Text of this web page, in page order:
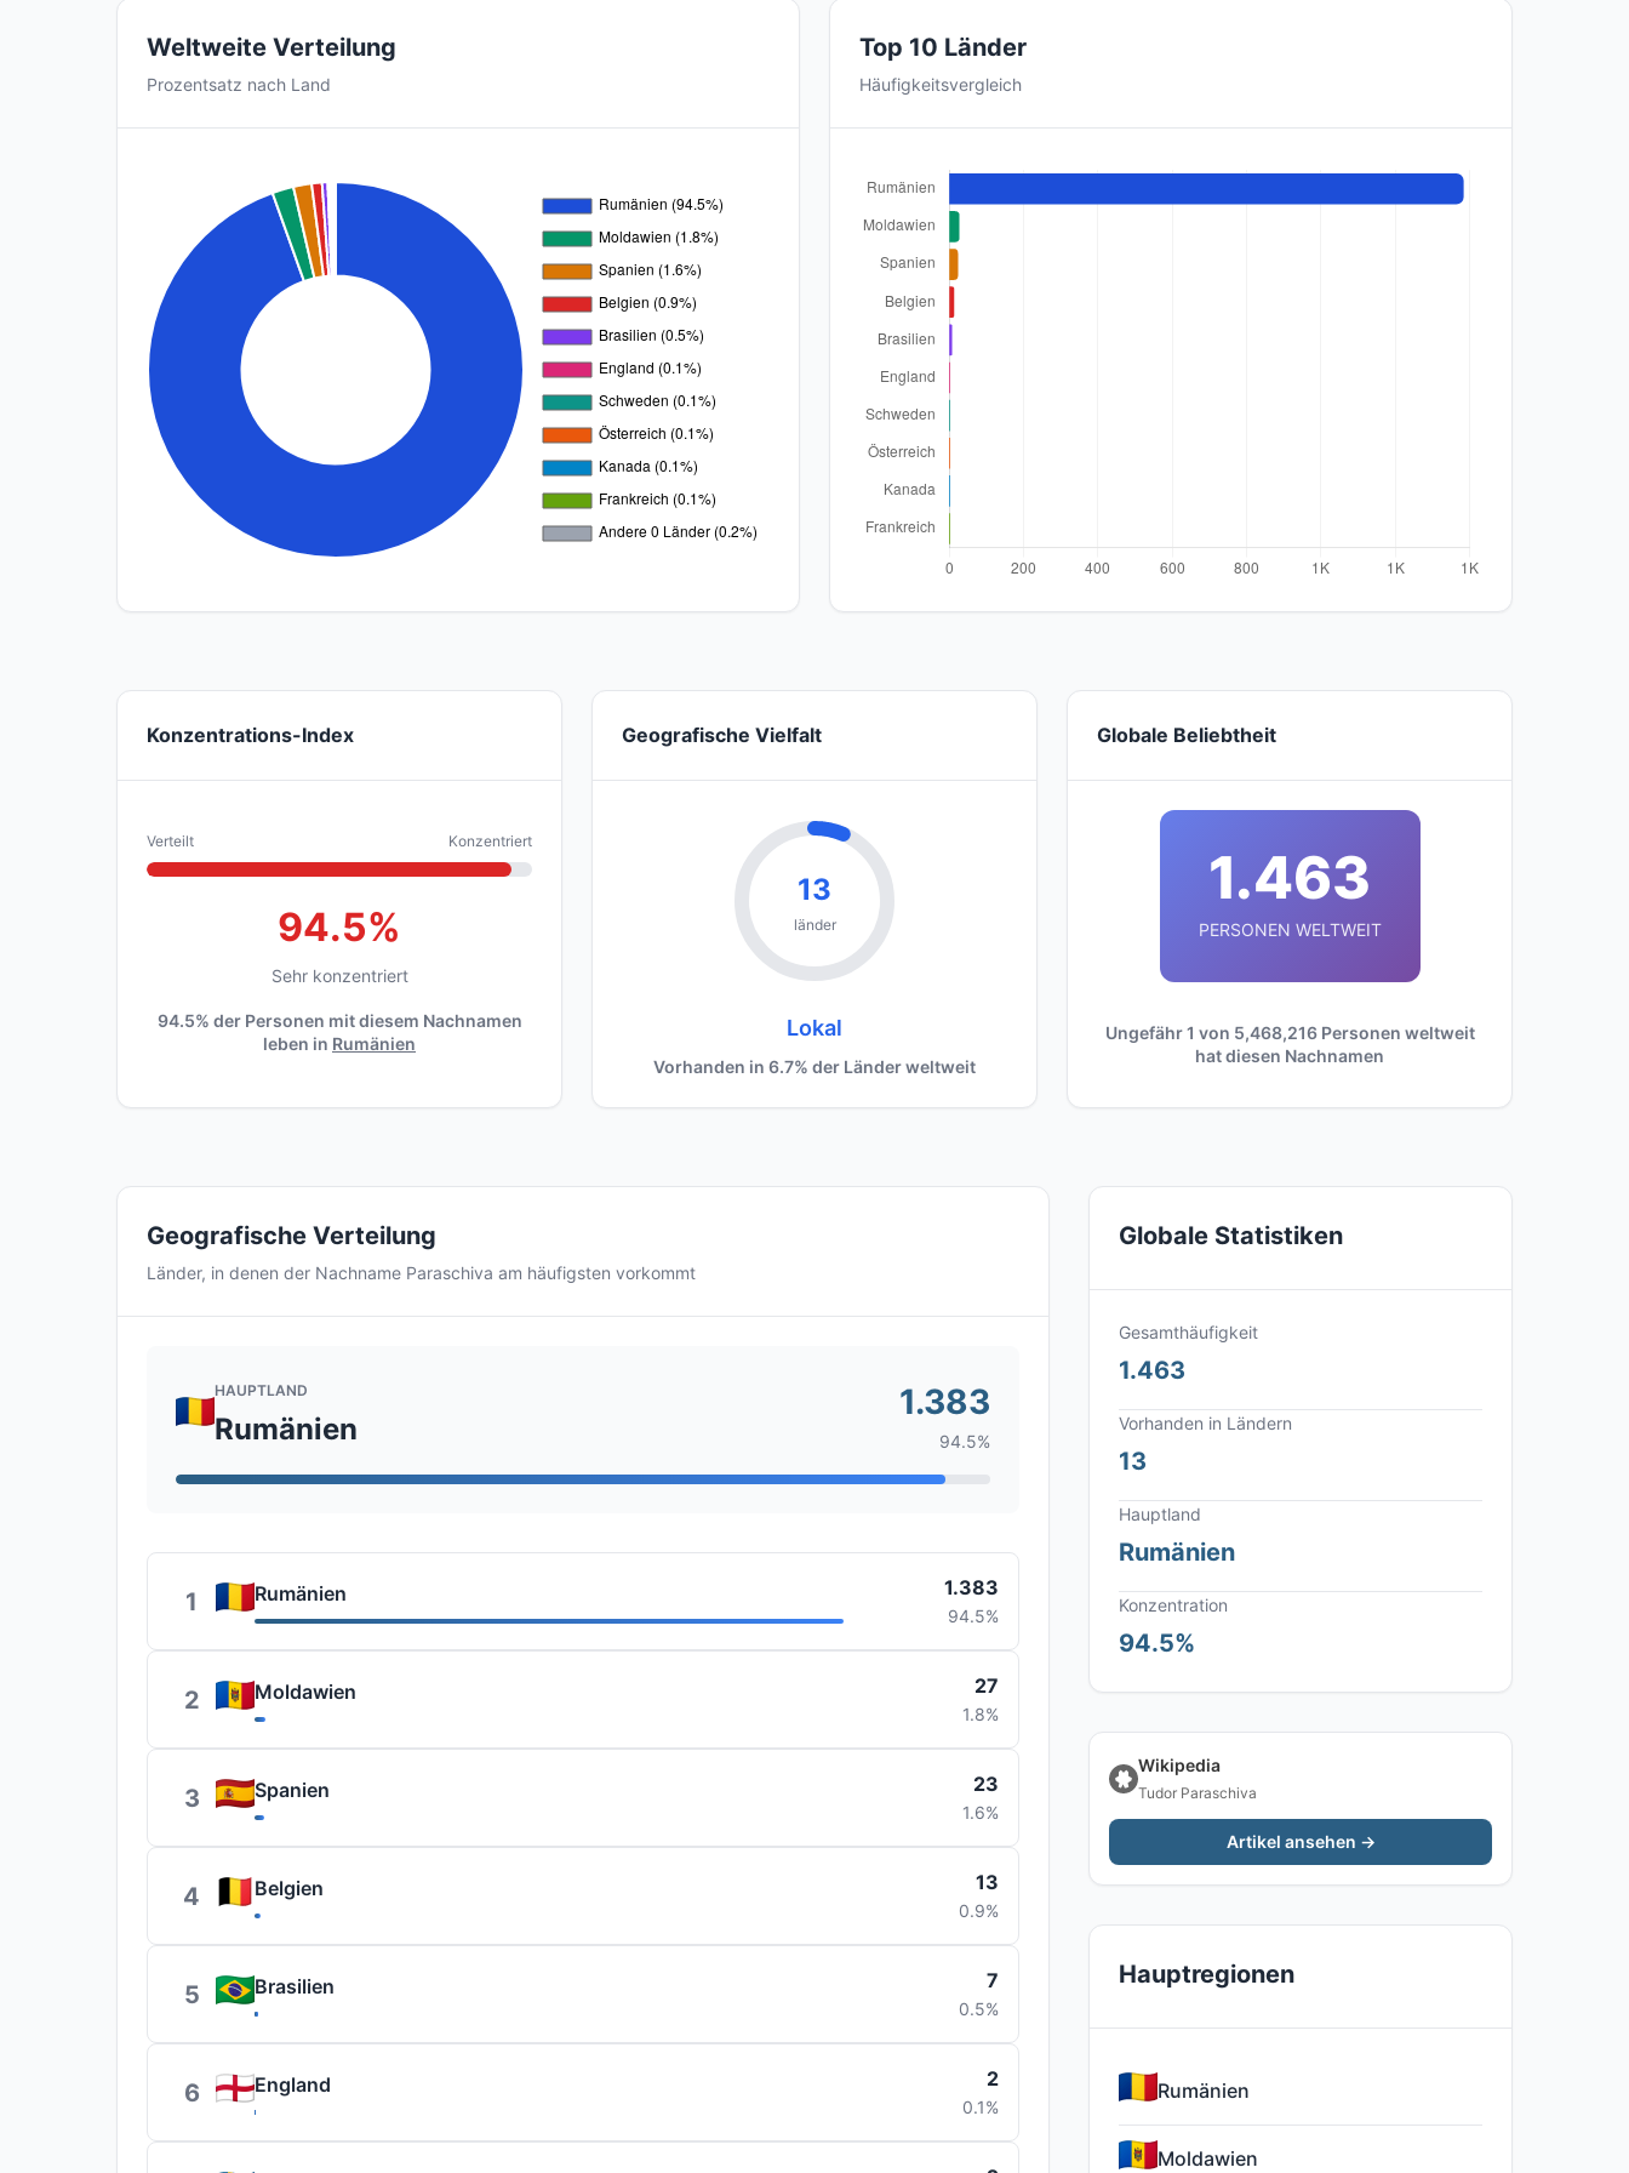
Weltweite Verteilung
Prozentsatz nach Land
Top 10 Länder
Häufigkeitsvergleich
Konzentrations-Index
Verteilt Konzentriert
94.5%
Sehr konzentriert
94.5% der Personen mit diesem Nachnamen
leben in Rumänien
Geografische Vielfalt
13
länder
Lokal
Vorhanden in 6.7% der Länder weltweit
Globale Beliebtheit
1.463
PERSONEN WELTWEIT
Ungefähr 1 von 5,468,216 Personen weltweit
hat diesen Nachnamen
Geografische Verteilung
Länder, in denen der Nachname Paraschiva am häufigsten vorkommt
HAUPTLAND
Rumänien
1.383
94.5%
1 Rumänien 1.383
94.5%
2 Moldawien 27
1.8%
3 Spanien 23
1.6%
4 Belgien 13
0.9%
5 Brasilien 7
0.5%
6 England 2
0.1%
Globale Statistiken
Gesamthäufigkeit
1.463
Vorhanden in Ländern
13
Hauptland
Rumänien
Konzentration
94.5%
Wikipedia
Tudor Paraschiva
Artikel ansehen →
Hauptregionen
Rumänien
Moldawien